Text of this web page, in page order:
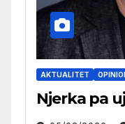
AKTUALITET
Njerka pa